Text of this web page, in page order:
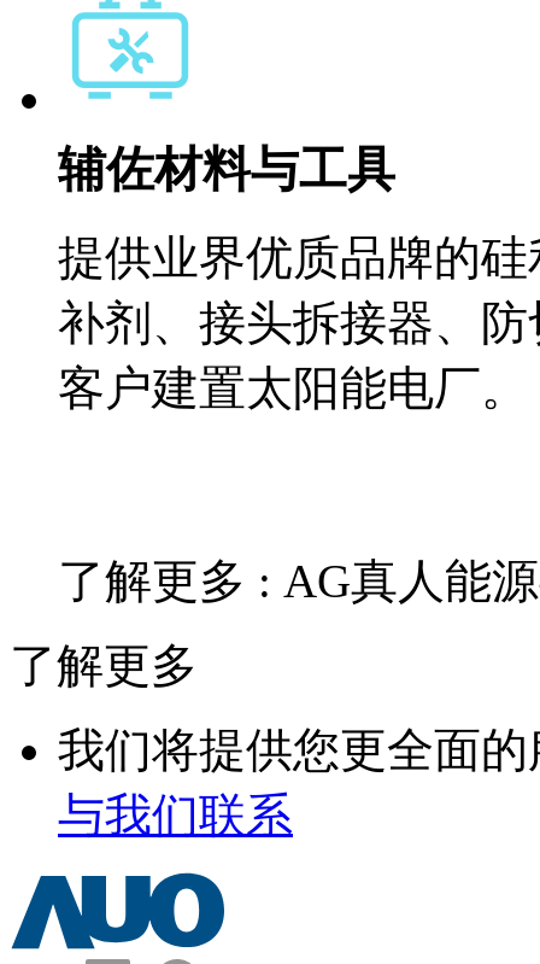
辅佐材料与工具
提供业界优质品牌的
补剂、接头拆接器、
客户建置太阳能电厂。
了解更多 : AG真人能
了解更多
我们将提供您更全面的
与我们联系